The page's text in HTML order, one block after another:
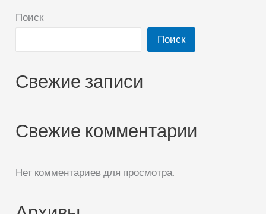
Поиск
Поиск
Свежие записи
Свежие комментарии
Нет комментариев для просмотра.